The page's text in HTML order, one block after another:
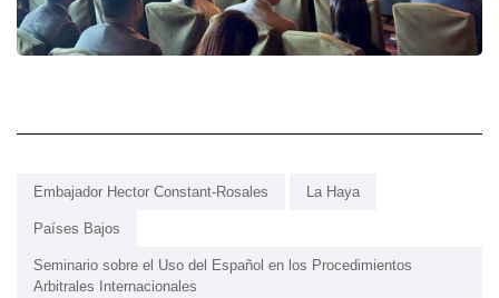
Embajador Hector Constant-Rosales La Haya
Países Bajos
Seminario sobre el Uso del Español en los Procedimientos
Arbitrales Internacionales